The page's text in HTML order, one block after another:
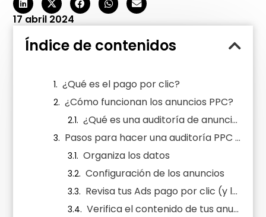
17 abril 2024
Índice de contenidos
¿Qué es el pago por clic?
¿Cómo funcionan los anuncios PPC?
¿Qué es una auditoría de anuncios pago por clic?
Pasos para hacer una auditoría PPC en Google
Organiza los datos
Configuración de los anuncios
Revisa tus Ads pago por clic (y los de tu competencia)
Verifica el contenido de tus anuncios pago por clic